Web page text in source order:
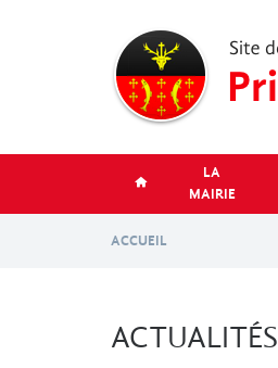
LA
MAIRIE
ACCUEIL
ACTUALITÉS